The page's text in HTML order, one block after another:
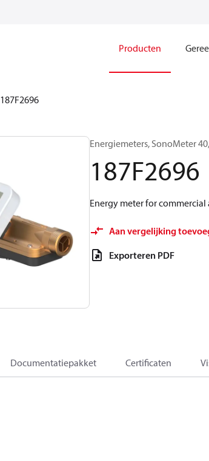
Producten
187F2696
Energiemeters, SonoMeter
187F2696
Energy meter for
Aan vergelijking
Exporteren PDF
Documentatiepakket Certificaten